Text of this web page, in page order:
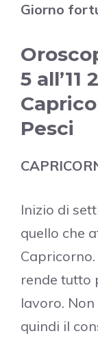
Giorno
5 all’11
Pesci
Inizio di
quello che
rende tutto
lavoro.
quindi il